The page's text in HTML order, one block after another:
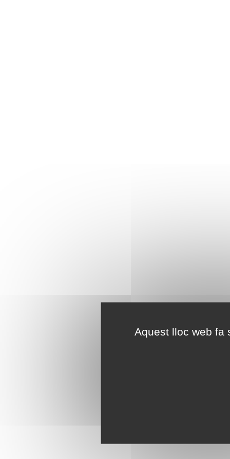
Aquest lloc web fa